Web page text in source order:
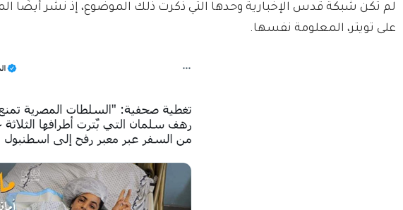
على تويتر، المعلومة نفسها.